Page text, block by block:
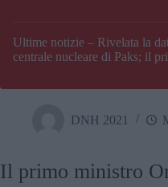
Ultime notizie – Rivelata la
centrale nucleare di Paks; il
DNH 2021
Il primo ministro